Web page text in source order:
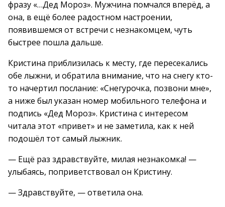
фразу «…Дед Мороз». Мужчина помчался вперёд, а
она, в ещё более радостном настроении,
появившемся от встречи с незнакомцем, чуть
быстрее пошла дальше.
Кристина приблизилась к месту, где пересекались
обе лыжни, и обратила внимание, что на снегу кто-
то начертил послание: «Снегурочка, позвони мне»,
а ниже был указан номер мобильного телефона и
подпись «Дед Мороз». Кристина с интересом
читала этот «привет» и не заметила, как к ней
подошёл тот самый лыжник.
— Ещё раз здравствуйте, милая незнакомка! —
улыбаясь, поприветствовал он Кристину.
— Здравствуйте, — ответила она.